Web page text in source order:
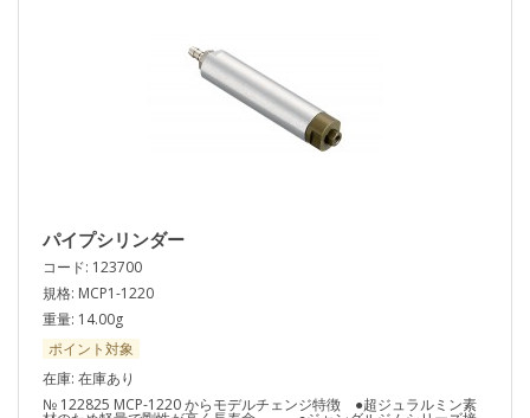
パイプシリンダー
コード: 123700
規格: MCP1-1220
重量: 14.00g
ポイント対象
在庫: 在庫あり
№ 122825 MCP-1220 からモデルチェンジ特徴 ●超ジュラルミン素